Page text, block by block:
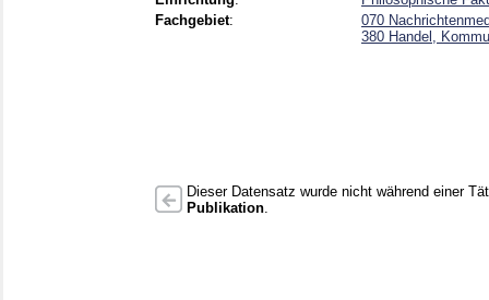
Fachgebiet:
070
380 Handel,
Dieser Datensatz wurde nicht während einer
Publikation